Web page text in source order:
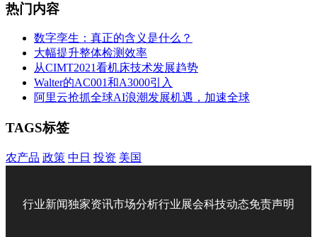
热门内容
数字孪生：真正的含义是什么？
大幅提升整体检测效率
从CIMT2021看机床技术发展趋势
Walter的AC001和A3000引入
阿里云抢抓全球AI浪潮发展机遇，加速全球
TAGS标签
农产品 政策 中日 投资 美国
行业新闻独家资讯市场分析行业展会科技动态免责声明